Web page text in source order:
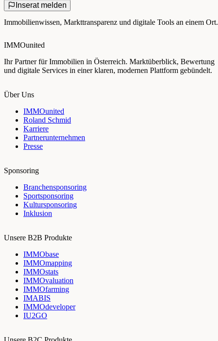
Inserat melden
Immobilienwissen, Markttransparenz und digitale Tools an einem Ort.
IMMOunited
Ihr Partner für Immobilien in Österreich. Marktüberblick, Bewertung
und digitale Services in einer klaren, modernen Plattform gebündelt.
Über Uns
IMMOunited
Roland Schmid
Karriere
Partnerunternehmen
Presse
Sponsoring
Branchensponsoring
Sportsponsoring
Kultursponsoring
Inklusion
Unsere B2B Produkte
IMMObase
IMMOmapping
IMMOstats
IMMOvaluation
IMMOfarming
IMABIS
IMMOdeveloper
IU2GO